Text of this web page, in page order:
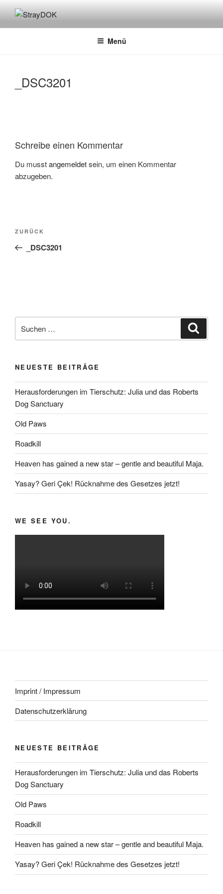
Inhalt
springenSTRAYDOK
Menü
_DSC3201
Schreibe einen Kommentar
Du musstangemeldetsein, um einen Kommentar
abzugeben.
Beitragsnavigation
Vorheriger
Beitrag
ZURÜCK
_DSC3201
nach:
NEUESTE BEITRÄGE
Herausforderungen im Tierschutz: Julia und das Roberts
Dog Sanctuary
Old Paws
Roadkill
Heaven has gained a new star – gentle and beautiful Maja.
Yasay? Geri Çek! Rücknahme des Gesetzes jetzt!
WE SEE YOU.
Imprint / Impressum
Datenschutzerklärung
NEUESTE BEITRÄGE
Herausforderungen im Tierschutz: Julia und das Roberts
Dog Sanctuary
Old Paws
Roadkill
Heaven has gained a new star – gentle and beautiful Maja.
Yasay? Geri Çek! Rücknahme des Gesetzes jetzt!